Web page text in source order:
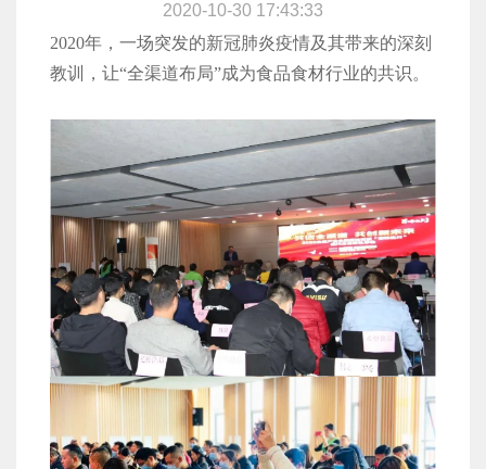
2020-10-30 17:43:33
2020年，一场突发的新冠肺炎疫情及其带来的深刻
教训，让“全渠道布局”成为食品食材行业的共识。